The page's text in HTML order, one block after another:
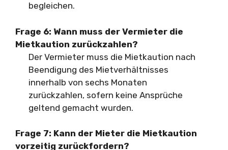
begleichen.
Frage 6: Wann muss der Vermieter die
Mietkaution zurückzahlen?
Der Vermieter muss die Mietkaution nach
Beendigung des Mietverhältnisses
innerhalb von sechs Monaten
zurückzahlen, sofern keine Ansprüche
geltend gemacht wurden.
Frage 7: Kann der Mieter die Mietkaution
vorzeitig zurückfordern?